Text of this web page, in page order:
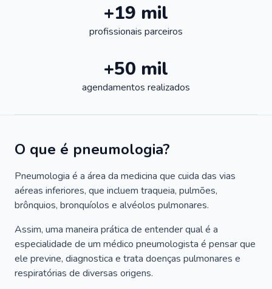
+19 mil
profissionais parceiros
+50 mil
agendamentos realizados
O que é pneumologia?
Pneumologia é a área da medicina que cuida das vias
aéreas inferiores, que incluem traqueia, pulmões,
brônquios, bronquíolos e alvéolos pulmonares.
Assim, uma maneira prática de entender qual é a
especialidade de um médico pneumologista é pensar que
ele previne, diagnostica e trata doenças pulmonares e
respiratórias de diversas origens.